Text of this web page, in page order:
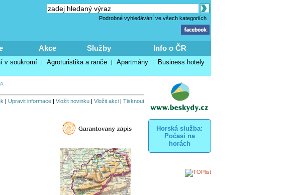
Podrobné vyhledávání ve všech kategoriích
Akce Služby Info o ČR
v soukromí | Agroturistika a ranče | Apartmány | Business hotely
| Upravit informace| Vložit novinku| Vložit akci| Tisknout
Horská služba:
Počasí na
horách